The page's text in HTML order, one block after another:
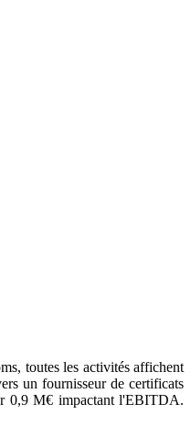
toutes les activités affichent
un fournisseur de certificats
0,9 M€ impactant l'EBITDA.